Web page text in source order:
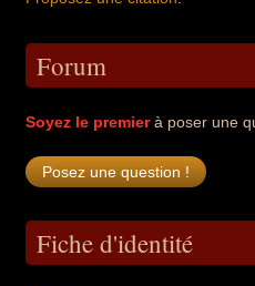
Forum
Soyez le premierà poser une
Fiche d'identité